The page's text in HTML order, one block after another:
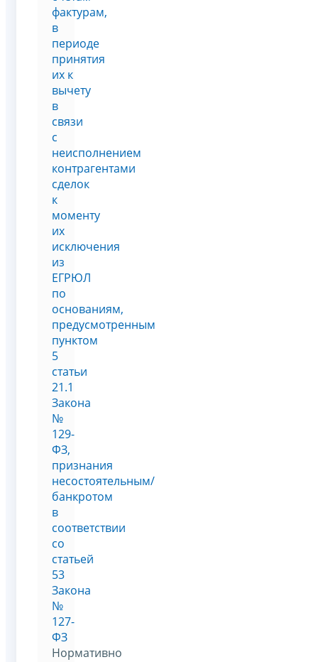
фактурам,
в
периоде
принятия
их к
вычету
в
связи
с
неисполнением
контрагентами
сделок
к
моменту
их
исключения
из
ЕГРЮЛ
по
основаниям,
предусмотренным
пунктом
5
статьи
21.1
Закона
№
129-
ФЗ,
признания
несостоятельным/
банкротом
в
соответствии
со
статьей
53
Закона
№
127-
ФЗ
Нормативно